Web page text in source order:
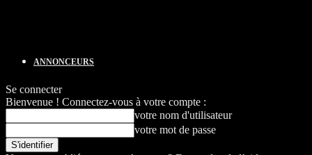
ANNONCEURS
Se connecter
Bienvenue ! Connectez-vous à votre compte :
votre nom d'utilisateur
votre mot de passe